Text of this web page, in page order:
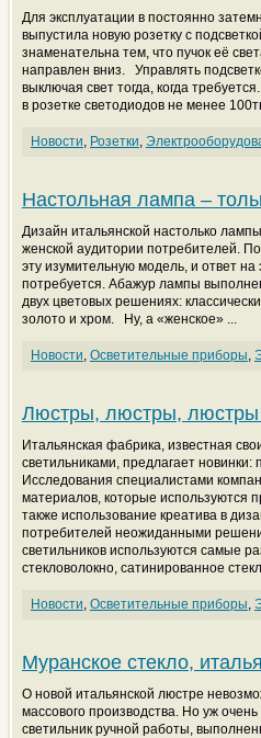
Для эксплуатации в постоянно
выпустила новую розетку с
знаменательна тем, что пучок её
направлен вниз. Управлять
выключая свет тогда, когда
в розетке светодиодов не менее
Новости, Розетки,
Настольная лампа –
Дизайн итальянской настолько
женской аудитории потребителей.
эту изумительную модель, и ответ
потребуется. Абажур лампы
двух цветовых решениях:
золото и хром. Ну, а «женское» ...
Новости, Осветительные приборы,
Люстры, люстры,
Итальянская фабрика, известная
светильниками, предлагает
Исследования специалистами
материалов, которые используются
также использование креатива в
потребителей неожиданными
светильников используются самые
стекловолокно, сатинированное
Новости, Осветительные приборы,
Муранское стекло,
О новой итальянской люстре
массового производства. Но уж
светильник ручной работы,